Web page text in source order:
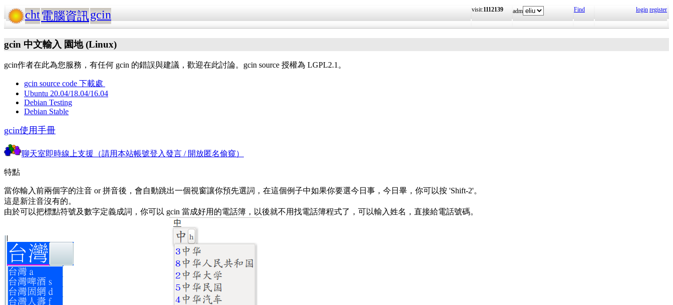
cht電腦資訊gcin visit:1112139 adm Find login register
gcin 中文輸入 園地 (Linux)
gcin作者在此為您服務，有任何 gcin 的錯誤與建議，歡迎在此討論。gcin source 授權為 LGPL2.1。
gcin source code 下載處
Ubuntu 20.04/18.04/16.04
Debian Testing
Debian Stable
gcin使用手冊
聊天室即時線上支援（請用本站帳號登入發言 / 開放匿名偷窺）
特點
當你輸入前兩個字的注音 or 拼音後，會自動跳出一個視窗讓你預先選詞，在這個例子中如果你要選今日事，今日畢，你可以按 'Shift-2'。
這是新注音沒有的。
由於可以把標點符號及數字定義成詞，你可以 gcin 當成好用的電話簿，以後就不用找電話簿程式了，可以輸入姓名，直接給電話號碼。